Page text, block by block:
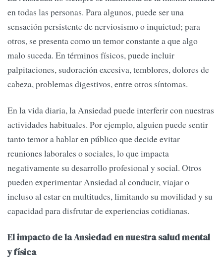
en todas las personas. Para algunos, puede ser una
sensación persistente de nerviosismo o inquietud; para
otros, se presenta como un temor constante a que algo
malo suceda. En términos físicos, puede incluir
palpitaciones, sudoración excesiva, temblores, dolores de
cabeza, problemas digestivos, entre otros síntomas.
En la vida diaria, la Ansiedad puede interferir con nuestras
actividades habituales. Por ejemplo, alguien puede sentir
tanto temor a hablar en público que decide evitar
reuniones laborales o sociales, lo que impacta
negativamente su desarrollo profesional y social. Otros
pueden experimentar Ansiedad al conducir, viajar o
incluso al estar en multitudes, limitando su movilidad y su
capacidad para disfrutar de experiencias cotidianas.
El impacto de la Ansiedad en nuestra salud mental
y física